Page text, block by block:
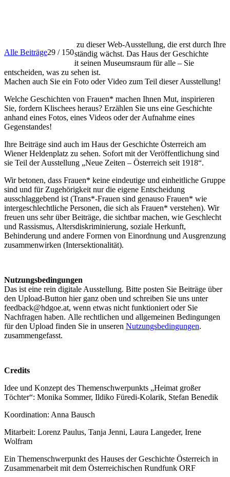
Herzlich willkommen zu dieser Web-Ausstellung, die erst durch Ihre
Beiträge entsteht und ständig wächst. Das Haus der Geschichte
Österreich öffnet damit seinen Museumsraum für alle – Sie
entscheiden, was zu sehen ist.
Machen auch Sie ein Foto oder Video zum Teil dieser Ausstellung!
Welche Geschichten von Frauen* machen Ihnen Mut, inspirieren
Sie, fordern Klischees heraus? Erzählen Sie uns eine Geschichte
anhand eines Fotos, eines Videos oder der Aufnahme eines
Gegenstandes!
Ihre Beiträge sind auch im Haus der Geschichte Österreich am
Wiener Heldenplatz zu sehen. Sofort mit der Veröffentlichung sind
sie Teil der Ausstellung „Neue Zeiten – Österreich seit 1918“.
Wir betonen, dass Frauen* keine eindeutige und einheitliche Gruppe
sind und für Zugehörigkeit nur die eigene Entscheidung
ausschlaggebend ist (Trans*-Frauen sind genauso Frauen* wie
intergeschlechtliche Personen, die sich als Frauen* verstehen). Wir
freuen uns sehr über Beiträge, die sichtbar machen, wie Geschlecht
und Rassismus, Altersdiskriminierung, soziale Herkunft,
Behinderung und andere Formen von Einordnung und Ausgrenzung
zusammenwirken (Intersektionalität).
Nutzungsbedingungen
Das ist eine rein digitale Ausstellung. Bitte posten Sie Beiträge über
den Upload-Button hier ganz oben und schreiben Sie uns unter
feedback@hdgoe.at, wenn etwas nicht funktioniert oder Sie
Nachfragen haben. Alle rechtlichen und allgemeinen Bedingungen
für den Upload finden Sie in unseren Nutzungsbedingungen.
zusammengefasst.
Credits
Idee und Konzept des Themenschwerpunkts „Heimat großer
Töchter“: Monika Sommer, Ildiko Füredi-Kolarik, Stefan Benedik
Koordination: Anna Bausch
Mitarbeit: Lorenz Paulus, Tanja Jenni, Laura Langeder, Irene
Wolfram
Ein Themenschwerpunkt des Hauses der Geschichte Österreich in
Zusammenarbeit mit dem Österreichischen Rundfunk ORF
Alle Beiträge29 / 150